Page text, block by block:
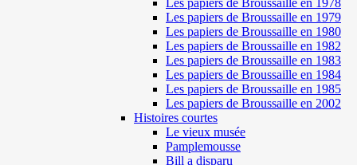
Les papiers de Broussaille en 1979
Les papiers de Broussaille en 1980
Les papiers de Broussaille en 1982
Les papiers de Broussaille en 1983
Les papiers de Broussaille en 1984
Les papiers de Broussaille en 1985
Les papiers de Broussaille en 2002
Histoires courtes
Le vieux musée
Pamplemousse
Bill a disparu